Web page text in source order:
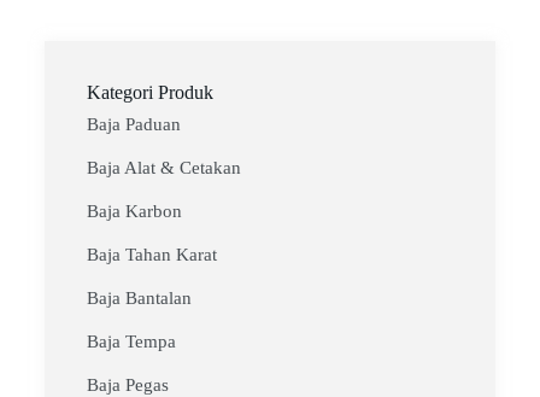
Kategori Produk
Baja Paduan
Baja Alat & Cetakan
Baja Karbon
Baja Tahan Karat
Baja Bantalan
Baja Tempa
Baja Pegas